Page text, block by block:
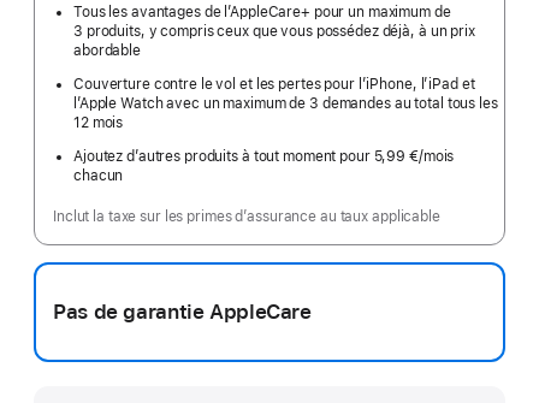
Tous les avantages de l’AppleCare+ pour un maximum de
3 produits, y compris ceux que vous possédez déjà, à un prix
abordable
Couverture contre le vol et les pertes pour l’iPhone, l’iPad et
l’Apple Watch avec un maximum de 3 demandes au total tous les
12 mois
Ajoutez d’autres produits à tout moment pour 5,99 €/mois
chacun
Inclut la taxe sur les primes d’assurance au taux applicable
Pas de garantie AppleCare